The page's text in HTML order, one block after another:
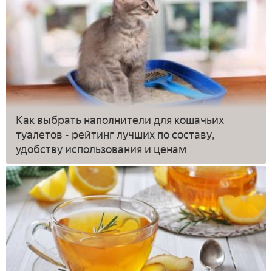
Как выбрать наполнители для кошачьих
туалетов - рейтинг лучших по составу,
удобству использования и ценам